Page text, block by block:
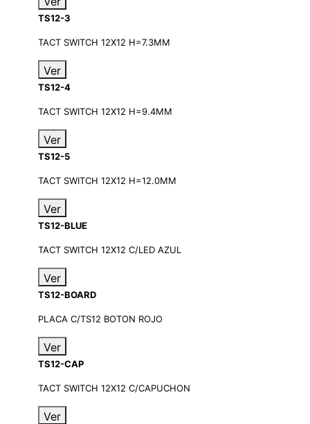
TS12-3
TACT SWITCH 12X12 H=7.3MM
Ver
TS12-4
TACT SWITCH 12X12 H=9.4MM
Ver
TS12-5
TACT SWITCH 12X12 H=12.0MM
Ver
TS12-BLUE
TACT SWITCH 12X12 C/LED AZUL
Ver
TS12-BOARD
PLACA C/TS12 BOTON ROJO
Ver
TS12-CAP
TACT SWITCH 12X12 C/CAPUCHON
Ver